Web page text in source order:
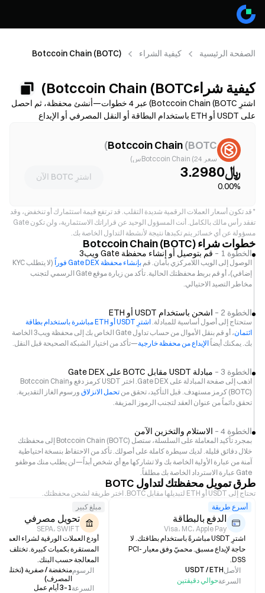
الصفحة الرئيسية كيفية الشراء Botccoin Chain (BOTC)
كيفية شراءBotccoin Chain (BOTC)
اشترِ Botccoin Chain (BOTC) عبر 4 خطوات—أنشئ محفظة، ثم احصل
على USDT أو ETH باستخدام البطاقة أو النقل المصرفي أو الإيداع
لامركزية. قارن بين طرق التمويل، واطلع على رسوم الغاز والانزلاق
والرسوم حسب الشبكة ومزود الخدمة.
Botccoin Chain(BOTC
)
سعر Botccoin Chain (24س)
﷼3.2980
0.00%
اشترِ BOTC الآن
* قد تكون أسعار العملات الرقمية شديدة التقلب. قد ترتفع قيمة استثمارك أو تنخفض، وقد
تفقد رأس مالك بالكامل. أنت المسؤول الوحيد عن قراراتك الاستثمارية، ولن تكون Gate
مسؤولة عن أي خسائر يتم تكبدها نتيجة لأنشطة التداول الخاصة بك.
خطوات شراء Botccoin Chain (BOTC)
الخطوة 1 – قم بتوصيل أو إنشاء محفظة Gate ويب3
الوصول إلى الويب اللامركزي بأمان. قم بإنشاء محفظة Gate DEX فوراً
(لا يتطلب KYC
إضافي)، أو قم بربط محفظتك الحالية. تأكد من زيارة موقع Gate الرسمي لتجنب
مخاطر التصيد الاحتيالي.
الخطوة 2 – اشحن باستخدام USDT أو ETH
ستحتاج إلى أصول أساسية للمبادلة.
اشترِ USDT أو ETH مباشرة باستخدام بطاقة
ائتمان
، أو قم بنقل الأموال من حساب تداول Gate الخاص بك إلى محفظة ويب3 الخاصة
بك. يمكنك أيضاً الإيداع من محفظة خارجية—تأكد من اختيار الشبكة الصحيحة قبل النقل.
الخطوة 3 – مبادلة USDT مقابل BOTC على Gate DEX
اذهب إلى صفحة المبادلة على Gate DEX. اختر USDT كرمز دفع وBotccoin Chain
(BOTC) كرمز مستهدف. قبل التأكيد، تحقق من
تحمل الانزلاق ورسوم الغاز التقديرية.
تحقق دائماً من عنوان العقد لتجنب الرموز المزيفة.
الخطوة 4 – الاستلام والتخزين الآمن
بمجرد تأكيد المعاملة على السلسلة، ستصل Botccoin Chain (BOTC) إلى محفظتك
خلال دقائق قليلة. لديك سيطرة كاملة على أصولك. تأكد من الاحتفاظ بنسخة احتياطية
آمنة من عبارة الأولية الخاصة بك ولا تشاركها مع أي شخص أبداً—لن يطلب منك موظفو
Gate عبارة الاسترداد الخاصة بك مطلقاً.
طرق تمويل محفظتك لتداول BOTC
تحتاج إلى USDT أو ETH لتبديلها مقابل BOTC. اختر طريقة لشحن محفظتك.
أسرع طريقة
الدفع بالبطاقة
Visa، MC، Apple Pay
اشترِ USDT مباشرةً باستخدام بطاقتك. لا
حاجة لإيداع مسبق. محميّ وفق معيار PCI-
DSS.
الأصلUSDT / ETH
السرعةحوالي دقيقتين
مبلغ كبير
تحويل مصرفي
SEPA، SWIFT
أودع العملات الورقية لشراء
المستقرة بكميات كبيرة. تختلف
المعالجة حسب البنك.
الرسوممنخفضة / صفرية
المصرف)
السرعة1–3 أيام عمل